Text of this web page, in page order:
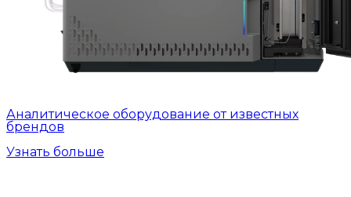
Аналитическое оборудование от известных
брендов
Узнать больше